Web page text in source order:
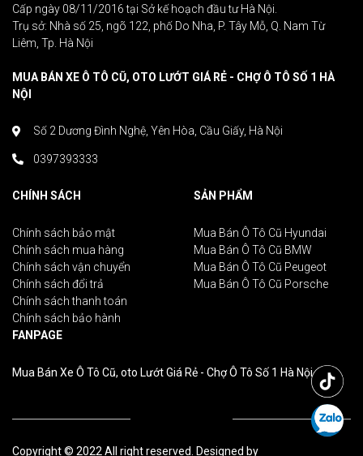
Cấp ngày 08/11/2016 tại Sở kế hoạch đầu tư Hà Nội.
Trụ sở: Nhà số 25, ngõ 122, phố Do Nha, P. Tây Mỗ, Q. Nam Từ
Liêm, Tp. Hà Nội
MUA BÁN XE Ô TÔ CŨ, OTO LƯỚT GIÁ RẺ - CHỢ Ô TÔ SỐ 1 HÀ
NỘI
Số 2 Dương Đình Nghệ, Yên Hòa, Cầu Giấy, Hà Nội
0397393333
CHÍNH SÁCH
Chính sách bảo mật
Chính sách mua hàng
Chính sách vận chuyển
Chính sách đổi trả
Chính sách thanh toán
Chính sách bảo hành
SẢN PHẨM
Mua Bán Ô Tô Cũ Hyundai
Mua Bán Ô Tô Cũ BMW
Mua Bán Ô Tô Cũ Peugeot
Mua Bán Ô Tô Cũ Porsche
FANPAGE
Mua Bán Xe Ô Tô Cũ, oto Lướt Giá Rẻ - Chợ Ô Tô Số 1 Hà Nội
Copyright © 2022 All right reserved. Designed by